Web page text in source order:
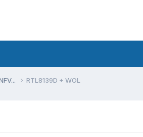
RTL8139D + WOL